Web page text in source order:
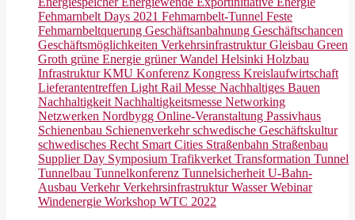
Fehmarnbelt Days 2021 Fehmarnbelt-Tunnel Feste
Fehmarnbeltquerung Geschäftsanbahnung Geschäftschancen
Geschäftsmöglichkeiten VerkehrsinfrastrukturGleisbau Green
Groth grüne Energie grüner Wandel Helsinki Holzbau
InfrastrukturKMU Konferenz Kongress Kreislaufwirtschaft
Lieferantentreffen Light Rail Messe Nachhaltiges Bauen
Nachhaltigkeit Nachhaltigkeitsmesse Networking
Netzwerken Nordbygg Online-Veranstaltung Passivhaus
Schienenbau Schienenverkehrschwedische Geschäftskultur
schwedisches Recht Smart Cities Straßenbahn Straßenbau
Supplier Day Symposium Trafikverket Transformation Tunnel
Tunnelbau Tunnelkonferenz Tunnelsicherheit U-Bahn-
Ausbau VerkehrVerkehrsinfrastrukturWasserWebinar
Windenergie Workshop WTC 2022